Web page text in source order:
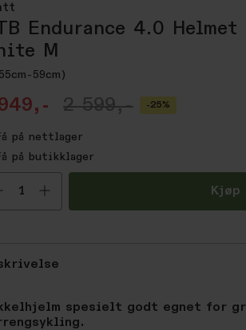
Endurance 4.0 Helmet
M
59cm)
2 599,- -25%
på nettlager
på butikklager
antall Kjøp
spesielt godt egnet for